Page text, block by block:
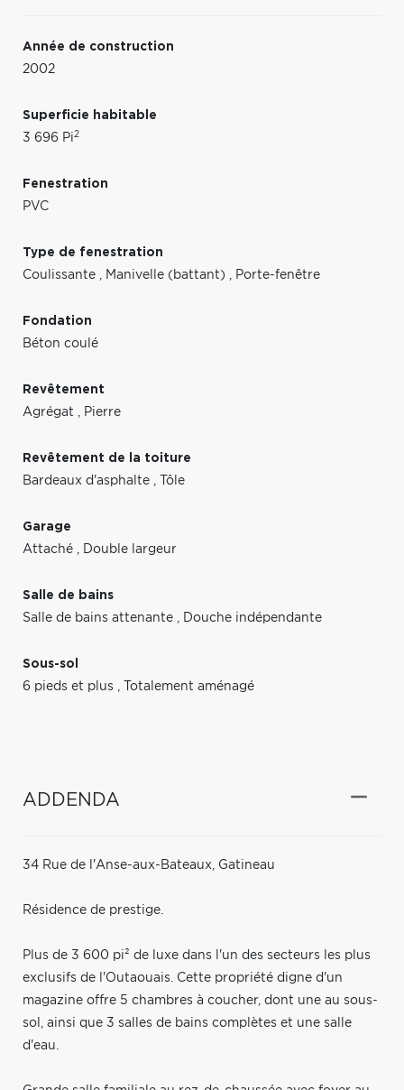
Année de construction
2002
Superficie habitable
3 696 Pi2
Fenestration
PVC
Type de fenestration
Coulissante , Manivelle (battant) , Porte-fenêtre
Fondation
Béton coulé
Revêtement
Agrégat , Pierre
Revêtement de la toiture
Bardeaux d'asphalte , Tôle
Garage
Attaché , Double largeur
Salle de bains
Salle de bains attenante , Douche indépendante
Sous-sol
6 pieds et plus , Totalement aménagé
ADDENDA
34 Rue de l'Anse-aux-Bateaux, Gatineau
Résidence de prestige.
Plus de 3 600 pi² de luxe dans l'un des secteurs les plus
exclusifs de l'Outaouais. Cette propriété digne d'un
magazine offre 5 chambres à coucher, dont une au sous-
sol, ainsi que 3 salles de bains complètes et une salle
d'eau.